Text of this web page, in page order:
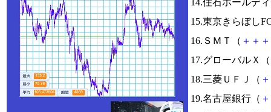
14.住石ホールデ
15.東京きらぼし
16.ＳＭＴ（ ＋ ＋ ＋
17.グローバルＸ（
18.三菱ＵＦＪ（ ＋
19.名古屋銀行（ ＋